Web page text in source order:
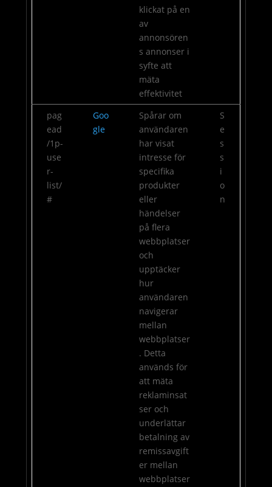
klickat på en
av
annonsören
s annonser i
syfte att
mäta
effektivitet
pag
ead
/1p-
use
r-
list/
#
Goo
gle
Spårar om
användaren
har visat
intresse för
specifika
produkter
eller
händelser
på flera
webbplatser
och
upptäcker
hur
användaren
navigerar
mellan
webbplatser
. Detta
används för
att mäta
reklaminsat
ser och
underlättar
betalning av
remissavgift
er mellan
webbplatser
S
e
s
s
i
o
n